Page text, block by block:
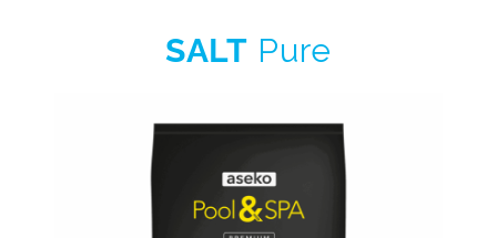
SALT Pure